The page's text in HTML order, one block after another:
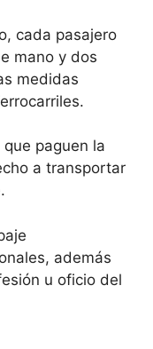
cada pasajero
mano y dos
medidas
paguen la
a transportar
además
u oficio del